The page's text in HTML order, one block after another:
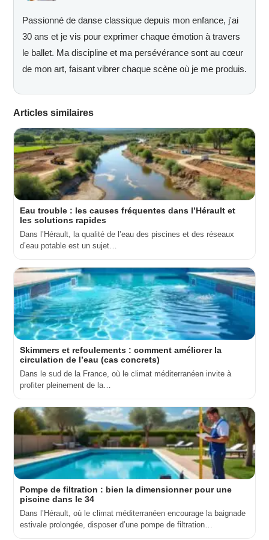
Passionné de danse classique depuis mon enfance, j'ai
30 ans et je vis pour exprimer chaque émotion à travers
le ballet. Ma discipline et ma persévérance sont au cœur
de mon art, faisant vibrer chaque scène où je me produis.
Articles similaires
Eau trouble : les causes fréquentes dans l’Hérault et
les solutions rapides
Dans l’Hérault, la qualité de l’eau des piscines et des réseaux
d’eau potable est un sujet…
Skimmers et refoulements : comment améliorer la
circulation de l’eau (cas concrets)
Dans le sud de la France, où le climat méditerranéen invite à
profiter pleinement de la…
Pompe de filtration : bien la dimensionner pour une
piscine dans le 34
Dans l’Hérault, où le climat méditerranéen encourage la baignade
estivale prolongée, disposer d’une pompe de filtration…